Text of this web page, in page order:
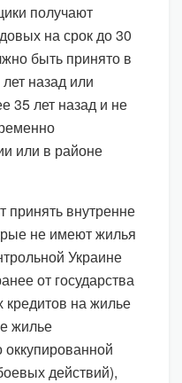
получают
на срок до 30
быть принято в
назад или
35 лет назад и не
или в районе
принять внутренне
не имеют жилья
Украине
от государства
кредитов на жилье
жилье
действий),